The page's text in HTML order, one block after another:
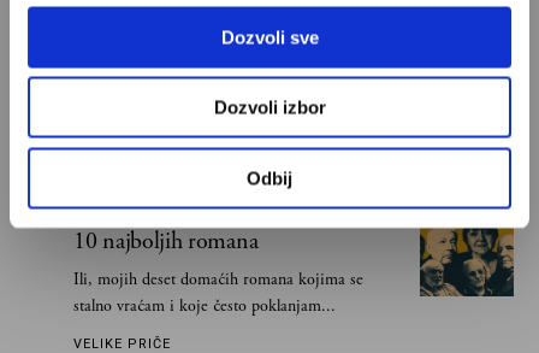
Dozvoli sve
Dozvoli izbor
Odbij
najboljih romana
Snježana Banović: Ovo je moja lista
10 najboljih romana
Ili, mojih deset domaćih romana kojima se
stalno vraćam i koje često poklanjam...
VELIKE PRIČE